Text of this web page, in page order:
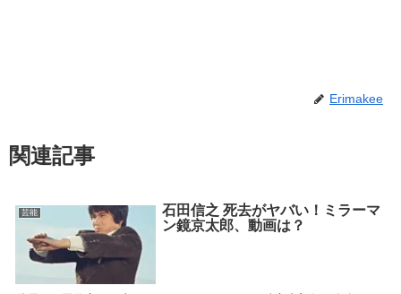
Erimakee
関連記事
芸能
石田信之 死去がヤバい！ミラーマ
ン鏡京太郎、動画は？